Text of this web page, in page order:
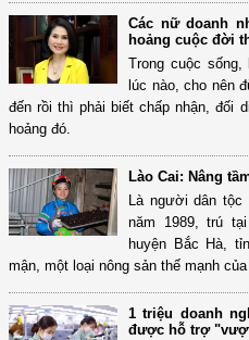
Các nữ doanh
hoảng cuộc đời
Trong cuộc
lúc nào, cho nên
đến rồi thì phải biết chấp nhận, đối
hoảng đó.
Lào Cai: Nâng
Là người dân tộc
năm 1989, trú
huyện Bắc Hà,
mận, một loại nông sản thế mạnh
1 triệu doanh
được hỗ trợ